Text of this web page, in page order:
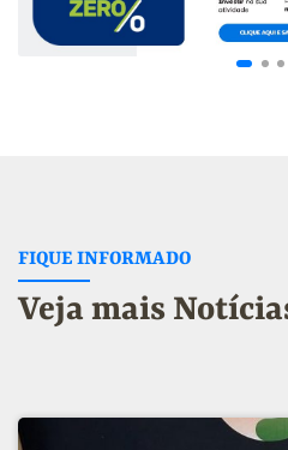
FIQUE INFORMADO
Veja mais